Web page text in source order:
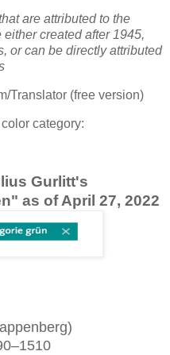
are attributed to the
created after 1945,
or can be directly attributed
Translator (free version)
category:
Gurlitt's
as of April 27, 2022